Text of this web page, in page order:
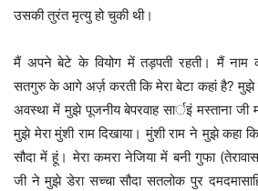
उसकी तुरंत मृत्यु हो चुकी थी।
मैं अपने बेटे के वियोग में तड़पती रहती। मैं
सतगुरु के आगे अर्ज़ करती कि मेरा बेटा कहां है? मुझे
अवस्था में मुझे पूजनीय बेपरवाह सार्इं मस्ताना जी
मुझे मेरा मुंशी राम दिखाया। मुंशी राम ने मुझे कहा
सौदा में हूं। मेरा कमरा नेजिया में बनी गुफा
जी ने मुझे डेरा सच्चा सौदा सतलोक पुर